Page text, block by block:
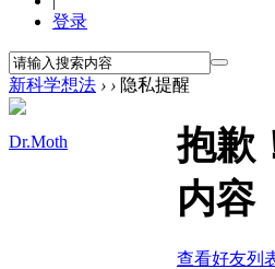
登录
新科学想法 › › 隐私提醒
Dr.Moth
抱歉
内容
查看好友列